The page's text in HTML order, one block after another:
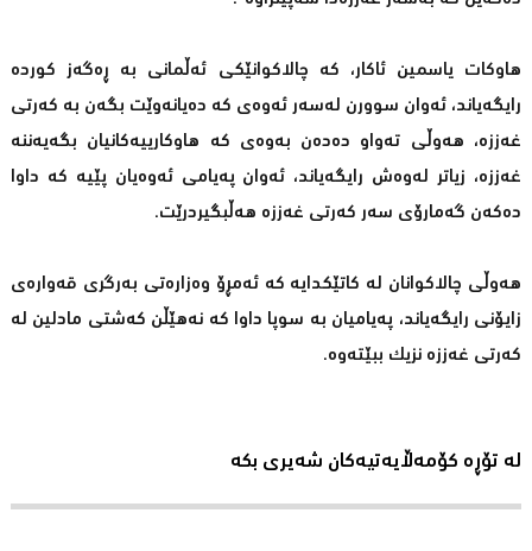
هاوكات یاسمین ئاكار، كه‌ چالاكوانێكی ئه‌ڵمانی به‌ ڕه‌گه‌ز كورده‌
رایگه‌یاند، ئه‌وان سوورن له‌سه‌ر ئه‌وه‌ی كه‌ ده‌یانه‌وێت بگه‌ن به‌ كه‌رتی
غه‌ززه‌، هه‌وڵی ته‌واو ده‌ده‌ن به‌وه‌ی كه‌ هاوكارییه‌كانیان بگه‌یه‌ننه‌
غه‌ززه‌، زیاتر له‌وه‌ش رایگه‌یاند، ئه‌وان په‌یامی ئه‌وه‌یان پێیه‌ كه‌ داوا
ده‌كه‌ن گه‌مارۆی سه‌ر كه‌رتی غه‌ززه‌ هه‌ڵبگیردرێت.
هه‌وڵی چالاكوانان له‌ كاتێكدایه‌ كه‌ ئه‌مڕۆ وه‌زاره‌تی به‌رگری قه‌واره‌ی
زایۆنی رایگه‌یاند، په‌یامیان به‌ سوپا داوا كه‌ نه‌هێڵن كه‌شتی مادلین له‌
كه‌رتی غه‌ززه‌ نزیك ببێته‌وه‌.
لە تۆڕە کۆمەڵایەتیەکان شەیری بکە